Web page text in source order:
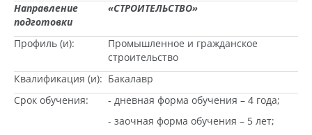
Направление
подготовки
«СТРОИТЕЛЬСТВО»
Профиль (и):
Промышленное и гражданское
строительство
Квалификация (и): Бакалавр
Срок обучения:
- дневная форма обучения – 4 года;
- заочная форма обучения – 5 лет;